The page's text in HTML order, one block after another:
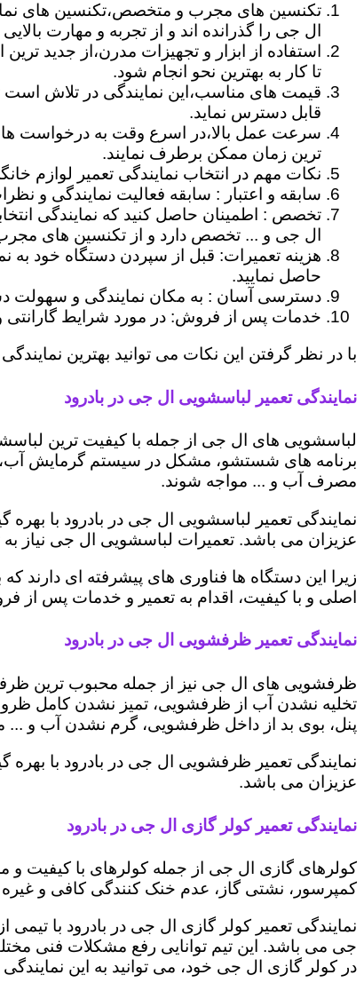
تکنسین های مجرب و متخصص،تکنسین های
ال جی را گذرانده اند و از تجربه و مهارت
استفاده از ابزار و تجهیزات مدرن،از جدید
تا کار به بهترین نحو انجام شود.
قیمت های مناسب،این نمایندگی در تلاش است
قابل دسترس نماید.
سرعت عمل بالا،در اسرع وقت به درخواست
ترین زمان ممکن برطرف نمایند.
نکات مهم در انتخاب نمایندگی تعمیر لوازم
سابقه و اعتبار : سابقه فعالیت نمایندگی و
تخصص : اطمینان حاصل کنید که نمایندگی
ال جی و ... تخصص دارد و از تکنسین های
هزینه تعمیرات: قبل از سپردن دستگاه خود به
حاصل نمایید.
دسترسی آسان : به مکان نمایندگی و سهولت
خدمات پس از فروش: در مورد شرایط گارانتی و
با در نظر گرفتن این نکات می توانید بهترین
نمایندگی تعمیر لباسشویی ال جی در بادرود
لباسشویی های ال جی از جمله با کیفیت ترین
برنامه های شستشو، مشکل در سیستم گرمایش
مصرف آب و ... مواجه شوند.
نمایندگی تعمیر لباسشویی ال جی در بادرود با
عزیزان می باشد. تعمیرات لباسشویی ال جی نیاز
زیرا این دستگاه ها فناوری های پیشرفته ای دارند
اصلی و با کیفیت، اقدام به تعمیر و خدمات پس از
نمایندگی تعمیر ظرفشویی ال جی در بادرود
ظرفشویی های ال جی نیز از جمله محبوب ترین
تخلیه نشدن آب از ظرفشویی، تمیز نشدن کامل
پنل، بوی بد از داخل ظرفشویی، گرم نشدن آب و ...
نمایندگی تعمیر ظرفشویی ال جی در بادرود با
عزیزان می باشد.
نمایندگی تعمیر کولر گازی ال جی در بادرود
کولرهای گازی ال جی از جمله کولرهای با کیفیت و
کمپرسور، نشتی گاز، عدم خنک کنندگی کافی و غیره
نمایندگی تعمیر کولر گازی ال جی در بادرود با
جی می باشد. این تیم توانایی رفع مشکلات فنی
در کولر گازی ال جی خود، می توانید به این